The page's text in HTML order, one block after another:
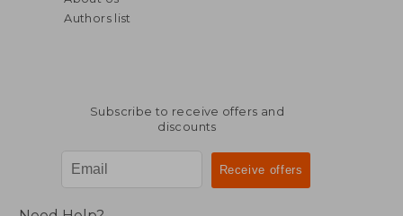
$ 53.67
$ 26.84
Authors list
Subscribe to receive offers and
discounts